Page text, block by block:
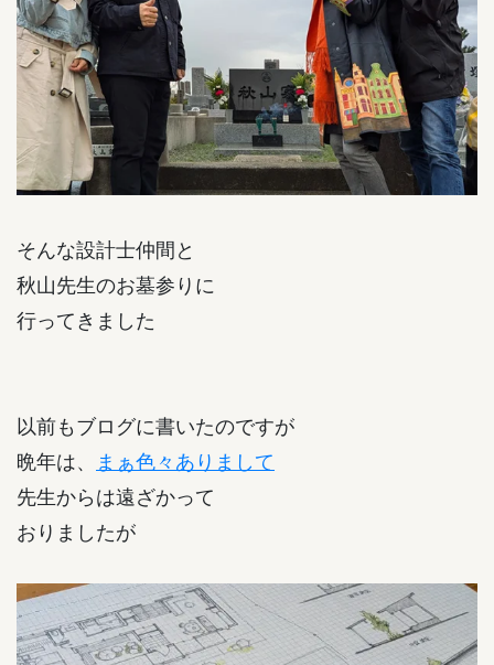
そんな設計士仲間と
秋山先生のお墓参りに
行ってきました
以前もブログに書いたのですが
晩年は、
まぁ色々ありまして
先生からは遠ざかって
おりましたが